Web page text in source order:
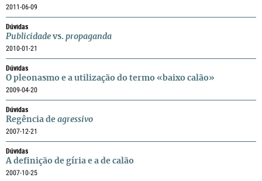
2011-06-09
Dúvidas
Publicidade vs. propaganda
2010-01-21
Dúvidas
O pleonasmo e a utilização do termo «baixo calão»
2009-04-20
Dúvidas
Regência de agressivo
2007-12-21
Dúvidas
A definição de gíria e a de calão
2007-10-25